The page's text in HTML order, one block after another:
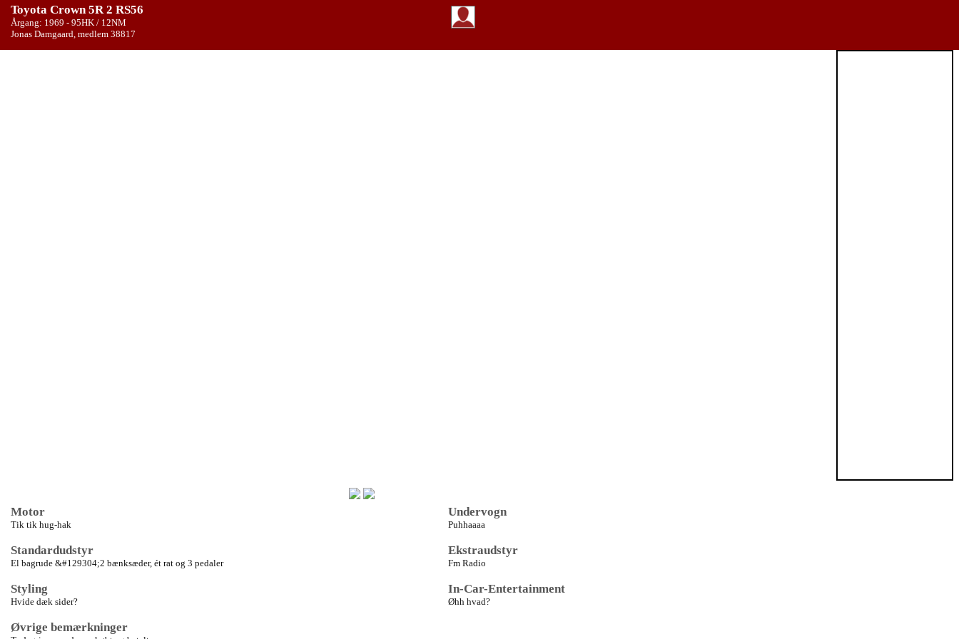
Toyota Crown 5R 2 RS56
Årgang: 1969 - 95HK / 12NM
Jonas Damgaard, medlem 38817
Motor
Tik tik hug-hak
Undervogn
Puhhaaaa
Standardudstyr
El bagrude &#129304;2 bænksæder, ét rat og 3 pedaler
Ekstraudstyr
Fm Radio
Styling
Hvide dæk sider?
In-Car-Entertainment
Øhh hvad?
Øvrige bemærkninger